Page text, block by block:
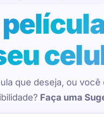
que deseja, ou você
Faça uma